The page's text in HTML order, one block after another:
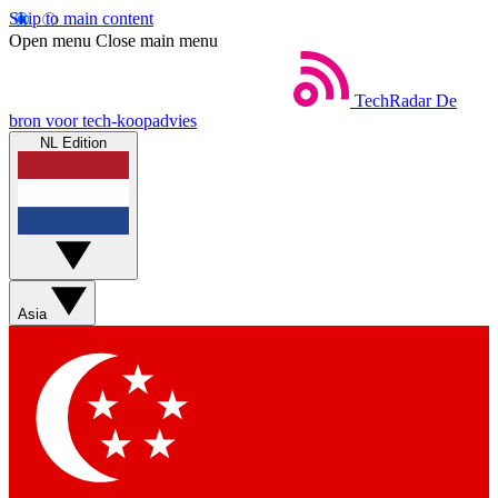
Skip to main content
Open menu Close main menu
TechRadar De
bron voor tech-koopadvies
NL Edition
Asia